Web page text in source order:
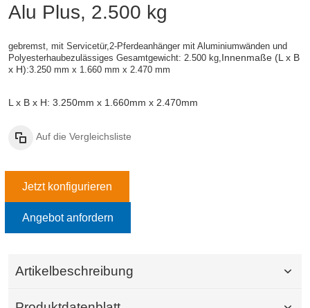
Alu Plus, 2.500 kg
gebremst, mit Servicetür,2-Pferdeanhänger mit Aluminiumwänden und
Polyesterhaubezulässiges Gesamtgewicht: 2.500 kg,Innenmaße (L x B
x H):3.250 mm x 1.660 mm x 2.470 mm
L x B x H: 3.250mm x 1.660mm x 2.470mm
Auf die Vergleichsliste
Jetzt konfigurieren
Angebot anfordern
Artikelbeschreibung